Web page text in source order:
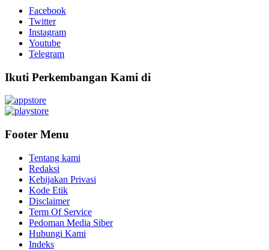
Facebook
Twitter
Instagram
Youtube
Telegram
Ikuti Perkembangan Kami di
Footer Menu
Tentang kami
Redaksi
Kebijakan Privasi
Kode Etik
Disclaimer
Term Of Service
Pedoman Media Siber
Hubungi Kami
Indeks